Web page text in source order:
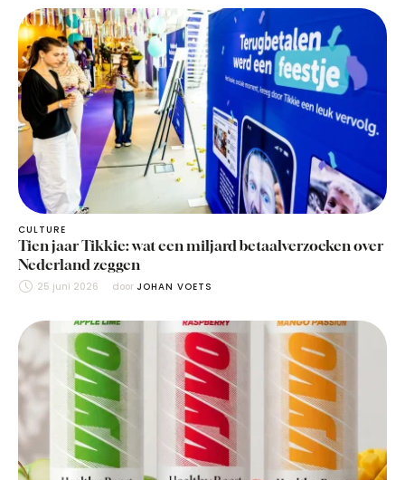
CULTURE
Tien jaar Tikkie: wat een miljard betaalverzoeken over
Nederland zeggen
25 juni 2026 door JOHAN VOETS